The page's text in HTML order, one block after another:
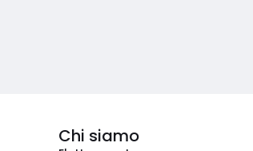
Chi siamo